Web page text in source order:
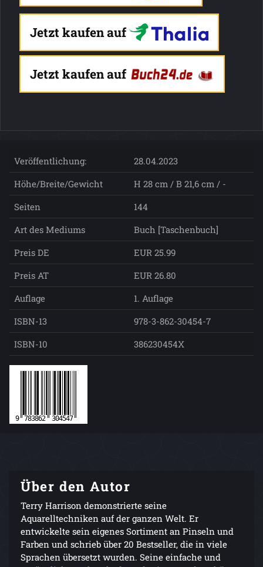
Jetzt kaufen auf
Jetzt kaufen auf
Veröffentlichung:
28.04.2023
Höhe/Breite/Gewicht
H 28 cm / B 21,6 cm / -
Seiten
144
Art des Mediums
Buch [Taschenbuch]
Preis DE
EUR 25.99
Preis AT
EUR 26.80
Auflage
1. Auflage
ISBN-13
978-3-862-30454-7
ISBN-10
386230454X
Über den Autor
Terry Harrison demonstrierte seine
Aquarelltechniken auf der ganzen Welt. Er
entwickelte sein eigenes Sortiment an Pinseln und
Farben und schrieb über 20 Bestseller, die in viele
Sprachen übersetzt wurden. Seine einfache und